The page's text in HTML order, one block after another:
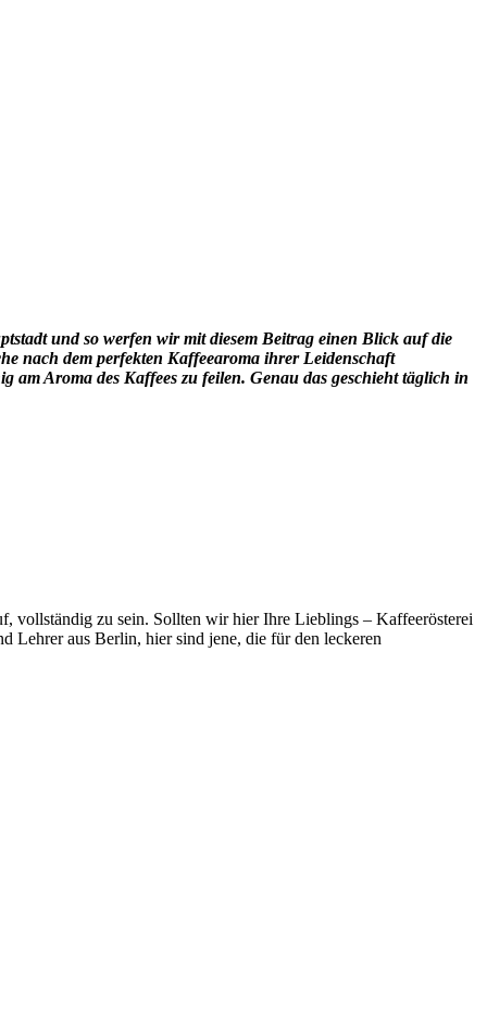
und so werfen wir mit diesem Beitrag einen Blick auf die
nach dem perfekten Kaffeearoma ihrer Leidenschaft
am Aroma des Kaffees zu feilen. Genau das geschieht täglich in
vollständig zu sein. Sollten wir hier Ihre Lieblings – Kaffeerösterei
Lehrer aus Berlin, hier sind jene, die für den leckeren